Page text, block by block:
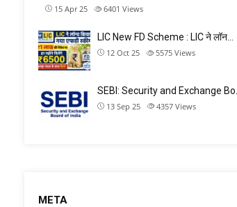
15 Apr 25 6401 Views
LIC New FD Scheme : LIC ने लॉन…
12 Oct 25 5575 Views
SEBI: Security and Exchange Bo…
13 Sep 25 4357 Views
META